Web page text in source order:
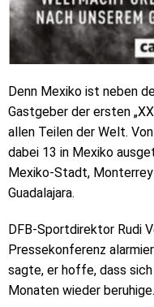
Denn Mexiko ist neben
Gastgeber der ersten
allen Teilen der Welt.
dabei 13 in Mexiko
Mexiko-Stadt,
Guadalajara.
DFB-Sportdirektor Rudi
Pressekonferenz
sagte, er hoffe, dass
Monaten wieder beruhige.